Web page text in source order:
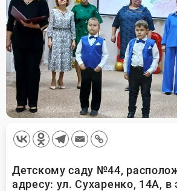
Детскому саду №44,
адресу: ул. Сухаренко, 14А, в